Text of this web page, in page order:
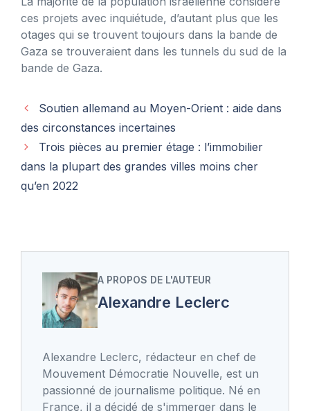
ces projets avec inquiétude, d’autant plus que les
otages qui se trouvent toujours dans la bande de
Gaza se trouveraient dans les tunnels du sud de la
bande de Gaza.
Soutien allemand au Moyen-Orient : aide dans
des circonstances incertaines
Trois pièces au premier étage : l’immobilier
dans la plupart des grandes villes moins cher
qu’en 2022
A PROPOS DE L'AUTEUR
Alexandre Leclerc
Alexandre Leclerc, rédacteur en chef de
Mouvement Démocratie Nouvelle, est un
passionné de journalisme politique. Né en
France, il a décidé de s'immerger dans le